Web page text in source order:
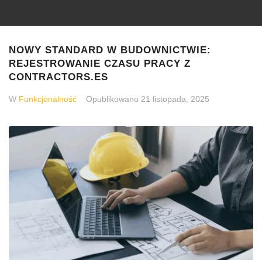
NOWY STANDARD W BUDOWNICTWIE:
REJESTROWANIE CZASU PRACY Z
CONTRACTORS.ES
W Funkcjonalność Opublikowano 21 listopada, 2025